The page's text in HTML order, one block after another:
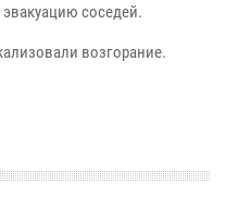
соседей.
возгорание.